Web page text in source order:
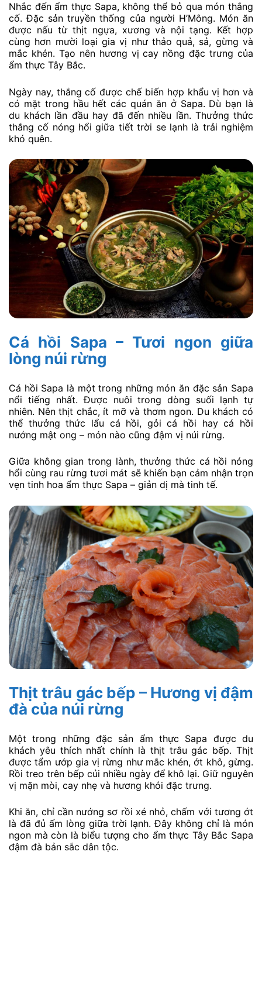
Nhắc đến ẩm thực Sapa, không thể bỏ qua món thắng
cố. Đặc sản truyền thống của người H’Mông. Món ăn
được nấu từ thịt ngựa, xương và nội tạng. Kết hợp
cùng hơn mười loại gia vị như thảo quả, sả, gừng và
mắc khén. Tạo nên hương vị cay nồng đặc trưng của
ẩm thực Tây Bắc.
Ngày nay, thắng cố được chế biến hợp khẩu vị hơn và
có mặt trong hầu hết các quán ăn ở Sapa. Dù bạn là
du khách lần đầu hay đã đến nhiều lần. Thưởng thức
thắng cố nóng hổi giữa tiết trời se lạnh là trải nghiệm
khó quên.
Cá hồi Sapa – Tươi ngon giữa
lòng núi rừng
Cá hồi Sapa là một trong những món ăn đặc sản Sapa
nổi tiếng nhất. Được nuôi trong dòng suối lạnh tự
nhiên. Nên thịt chắc, ít mỡ và thơm ngon. Du khách có
thể thưởng thức lẩu cá hồi, gỏi cá hồi hay cá hồi
nướng mật ong – món nào cũng đậm vị núi rừng.
Giữa không gian trong lành, thưởng thức cá hồi nóng
hổi cùng rau rừng tươi mát sẽ khiến bạn cảm nhận trọn
vẹn tinh hoa ẩm thực Sapa – giản dị mà tinh tế.
Thịt trâu gác bếp – Hương vị đậm
đà của núi rừng
Một trong những đặc sản ẩm thực Sapa được du
khách yêu thích nhất chính là thịt trâu gác bếp. Thịt
được tẩm ướp gia vị rừng như mắc khén, ớt khô, gừng.
Rồi treo trên bếp củi nhiều ngày để khô lại. Giữ nguyên
vị mặn mòi, cay nhẹ và hương khói đặc trưng.
Khi ăn, chỉ cần nướng sơ rồi xé nhỏ, chấm với tương ớt
là đã đủ ấm lòng giữa trời lạnh. Đây không chỉ là món
ngon mà còn là biểu tượng cho ẩm thực Tây Bắc Sapa
đậm đà bản sắc dân tộc.